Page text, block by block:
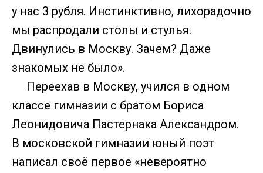
у нас 3 рубля. Инстинктивно, лихорадочно
мы распродали столы и стулья.
Двинулись в Москву. Зачем? Даже
знакомых не было».
Переехав в Москву, учился в одном
классе гимназии с братом Бориса
Леонидовича Пастернака Александром.
В московской гимназии юный поэт
написал своё первое «невероятно